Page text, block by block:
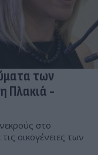
των
Πλακιά -
στο
οικογένειες των